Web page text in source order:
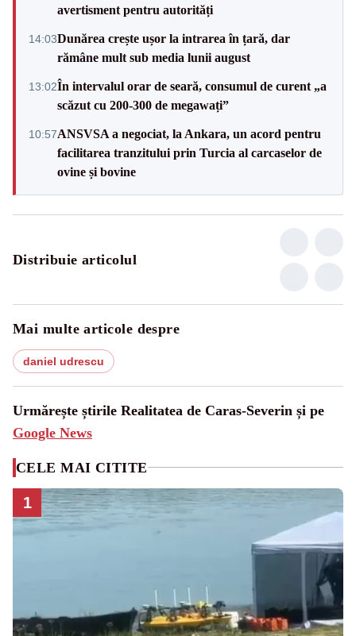
avertisment pentru autorități
14:03Dunărea crește ușor la intrarea în țară, dar
rămâne mult sub media lunii august
13:02În intervalul orar de seară, consumul de curent „a
scăzut cu 200-300 de megawați”
10:57ANSVSA a negociat, la Ankara, un acord pentru
facilitarea tranzitului prin Turcia al carcaselor de
ovine și bovine
Distribuie articolul
Mai multe articole despre
daniel udrescu
Urmărește știrile Realitatea de Caras-Severin și pe
Google News
CELE MAI CITITE
1